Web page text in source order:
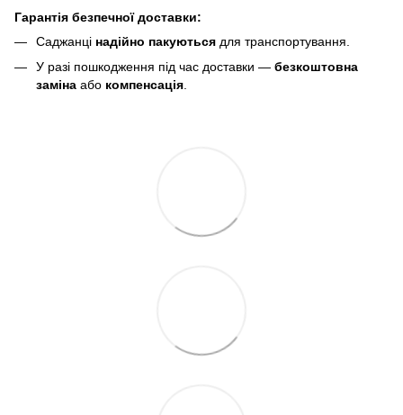
Гарантія безпечної доставки:
Саджанці надійно пакуються для транспортування.
У разі пошкодження під час доставки — безкоштовна
заміна або компенсація.